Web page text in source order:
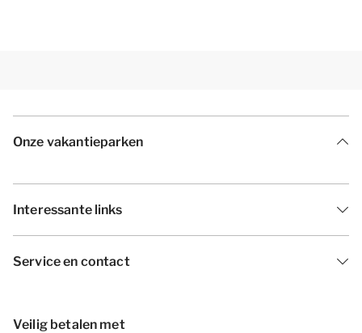
Onze vakantieparken
Interessante links
Service en contact
Veilig betalen met